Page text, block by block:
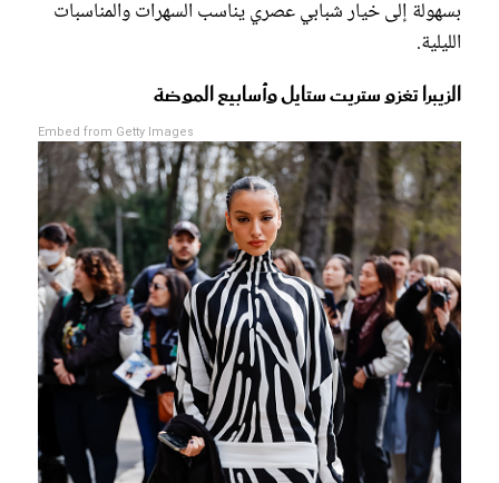
بسهولة إلى خيار شبابي عصري يناسب السهرات والمناسبات
الليلية.
الزيبرا تغزو ستريت ستايل وأسابيع الموضة
Embed from Getty Images